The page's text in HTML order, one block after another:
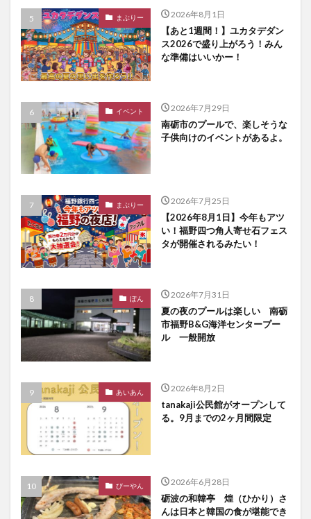
まぶりー 2026年8月1日
【あと1週間！】ユカタデダン
ス2026で盛り上がろう！みん
な準備はいいかー！
イベント 2026年7月29日
南砺市のプールで、楽しそうな
子供向けのイベントがあるよ。
まぶりー 2026年7月25日
【2026年8月1日】今年もアツ
い！福野四つ角人寄せ石フェス
タが開催されるみたい！
ぽん 2026年7月31日
夏の夜のプールは楽しい 南砺
市福野B&G海洋センタープー
ル 一般開放
あいあん 2026年8月2日
tanakaji公民館がオープンして
る。9月までの2ヶ月間限定
びーやん 2026年6月28日
砺波の和韓亭 煌（ひかり）さ
んは日本と韓国の食が堪能でき